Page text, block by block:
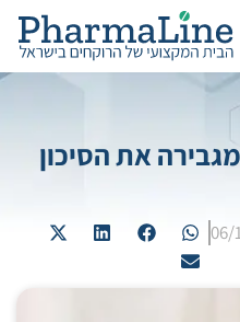
את הסיכון
06/